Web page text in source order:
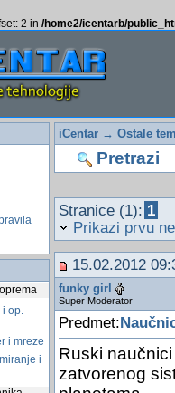
2 in /home2/icentarb/
i op.
i mreze
i
iCentar→ Ostale
Pretrazi
Stranice (1): 1
Prikazi prvu
15.02.2012
funky girl
Super Moderator
Predmet:
Ruski
zatvorenog